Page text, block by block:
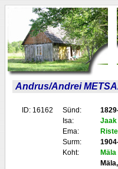
Andrus/Andrei
ID: 16162 Sünd:
Isa:
Jaak
Ema:
Surm:
Koht: